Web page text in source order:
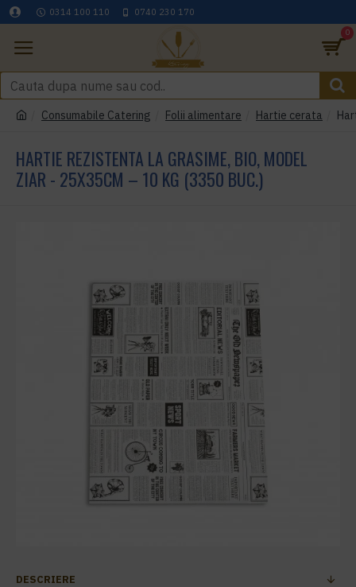
0314 100 110 0740 230 170
0
Consumabile Catering Folii alimentare Hartie cerata
HARTIE REZISTENTA LA GRASIME, BIO, MODEL
ZIAR - 25X35CM – 10 KG (3350 BUC.)
DESCRIERE